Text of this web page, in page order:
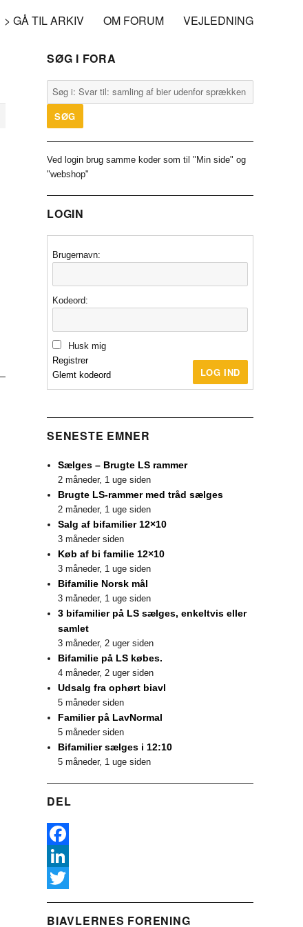
> GÅ TIL ARKIV OM FORUM VEJLEDNING
SØG I FORA
Ved login brug samme koder som til "Min side" og
"webshop"
LOGIN
Brugernavn:
Kodeord:
Husk mig
LOG IND
Registrer
Glemt kodeord
SENESTE EMNER
Sælges – Brugte LS rammer
2 måneder, 1 uge siden
Brugte LS-rammer med tråd sælges
2 måneder, 1 uge siden
Salg af bifamilier 12×10
3 måneder siden
Køb af bi familie 12×10
3 måneder, 1 uge siden
Bifamilie Norsk mål
3 måneder, 1 uge siden
3 bifamilier på LS sælges, enkeltvis eller
samlet
3 måneder, 2 uger siden
Bifamilie på LS købes.
4 måneder, 2 uger siden
Udsalg fra ophørt biavl
5 måneder siden
Familier på LavNormal
5 måneder siden
Bifamilier sælges i 12:10
5 måneder, 1 uge siden
DEL
F
a
e
L
nw
BIAVLERNES FORENING